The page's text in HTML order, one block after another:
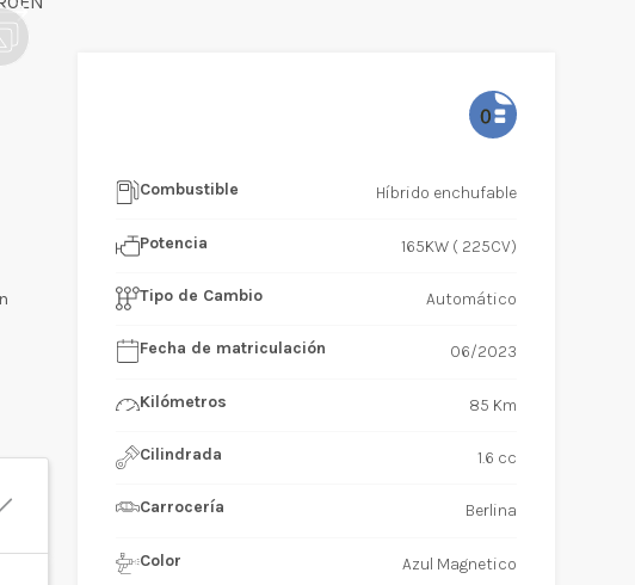
Combustible Híbrido enchufable
Potencia 165KW ( 225CV)
Tipo de Cambio Automático
Fecha de matriculación 06/2023
Kilómetros 85 Km
Cilindrada 1.6 cc
Carrocería Berlina
Color Azul Magnetico